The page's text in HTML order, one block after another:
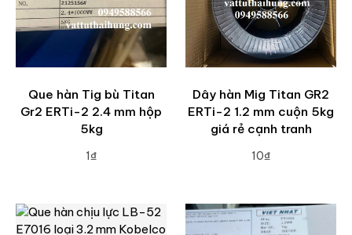
Que hàn Tig bù Titan
Gr2 ERTi-2 2.4 mm hộp
5kg
1₫
Dây hàn Mig Titan GR2
ERTi-2 1.2 mm cuộn 5kg
giá rẻ cạnh tranh
10₫